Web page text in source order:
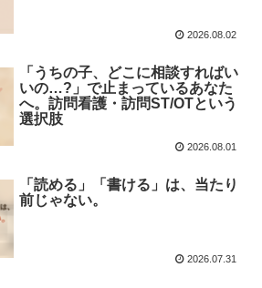
2026.08.02
「うちの子、どこに相談すればい
いの…?」で止まっているあなた
へ。訪問看護・訪問ST/OTという
選択肢
2026.08.01
「読める」「書ける」は、当たり
前じゃない。
2026.07.31